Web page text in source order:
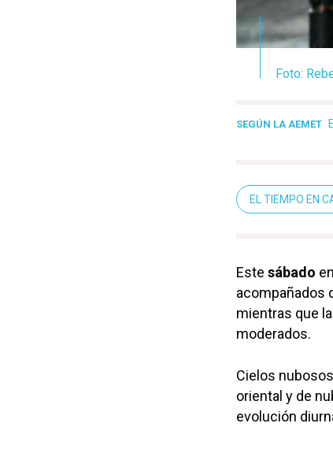
Foto:
SEGÚN LA AEMET
EL TIEMPO EN
Este sábado en
acompañados
mientras que
moderados.
Cielos
oriental y de
evolución